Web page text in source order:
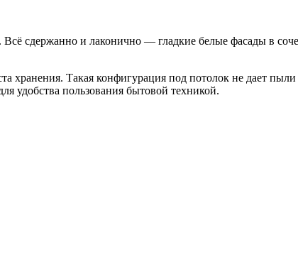
сдержанно и лаконично — гладкие белые фасады в
хранения. Такая конфигурация под потолок не дает
удобства пользования бытовой техникой.